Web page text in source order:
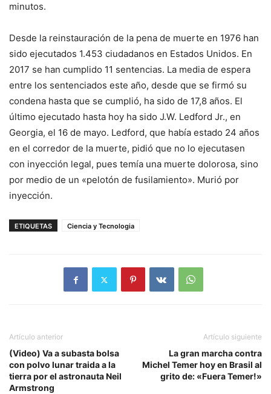
minutos.
Desde la reinstauración de la pena de muerte en 1976 han
sido ejecutados 1.453 ciudadanos en Estados Unidos. En
2017 se han cumplido 11 sentencias. La media de espera
entre los sentenciados este año, desde que se firmó su
condena hasta que se cumplió, ha sido de 17,8 años. El
último ejecutado hasta hoy ha sido J.W. Ledford Jr., en
Georgia, el 16 de mayo. Ledford, que había estado 24 años
en el corredor de la muerte, pidió que no lo ejecutasen
con inyección legal, pues temía una muerte dolorosa, sino
por medio de un «pelotón de fusilamiento». Murió por
inyección.
ETIQUETAS Ciencia y Tecnologia
Artículo anterior
(Video) Va a subasta bolsa
con polvo lunar traida a la
tierra por el astronauta Neil
Armstrong
Artículo siguiente
La gran marcha contra
Michel Temer hoy en Brasil al
grito de: «Fuera Temer!»